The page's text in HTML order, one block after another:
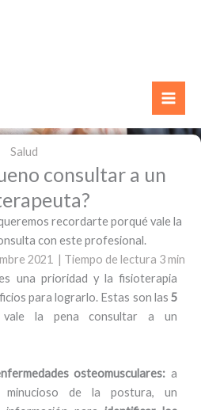
Salud
consultar a un
recordarte porqué vale la
con este profesional.
2021 | Tiempo de lectura 3 min
una prioridad y la fisioterapia
para lograrlo. Estas son las 5
la pena consultar a un
osteomusculares: a
de la postura, un